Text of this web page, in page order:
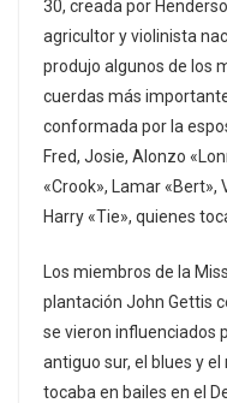
30, creada por
agricultor y violinista
produjo algunos de los
cuerdas más
conformada por la
Fred, Josie, Alonzo
«Crook», Lamar «Bert»,
Harry «Tie», quienes
Los miembros de la
plantación John Gettis
se vieron influenciados
antiguo sur, el blues y
tocaba en bailes en el